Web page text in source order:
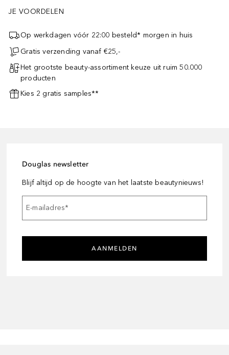
JE VOORDELEN
Op werkdagen vóór 22:00 besteld* morgen in huis
Gratis verzending vanaf €25,-
Het grootste beauty-assortiment keuze uit ruim 50.000
producten
Kies 2 gratis samples**
Douglas newsletter
Blijf altijd op de hoogte van het laatste beautynieuws!
E-mailadres*
AANMELDEN